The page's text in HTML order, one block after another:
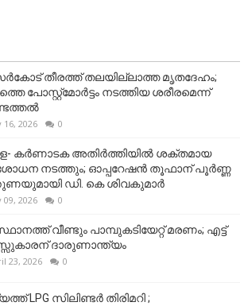
തീരത്ത് തലയില്ലാത്ത മൃതദേഹം;
പോസ്റ്റ്‌മോർട്ടം നടത്തിയ ശരീരമെന്ന്
16, 2026 0
കർണാടക അതിർത്തിയിൽ ശക്തമായ
നടത്തും; ഓപ്പറേഷൻ തൂഫാന് പൂർണ്ണ
ഡി. കെ ശിവകുമാർ
09, 2026 0
വീണ്ടും പാമ്പുകടിയേറ്റ് മരണം; എട്ട്
ദാരുണാന്ത്യം
23, 2026 0
LPG സിലിണ്ടർ തിരിമറി ;